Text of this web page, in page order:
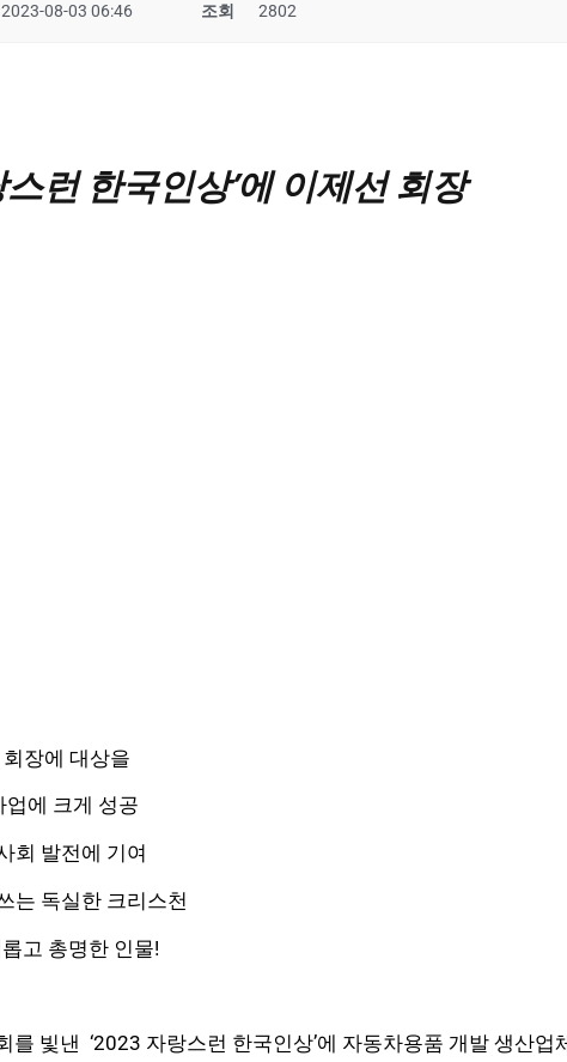
2023-08-03 06:46 조회 2802
런 한국인상’에 이제선 회장
장에 대상을
에 크게 성공
회 발전에 기여
는 독실한 크리스천
고 총명한 인물!
빛낸 ‘2023 자랑스런 한국인상’에 자동차용품 개발 생산업